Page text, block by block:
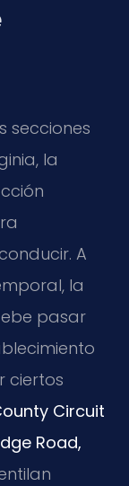
secciones
la
A
la
pasar
ciertos
Circuit
Road,